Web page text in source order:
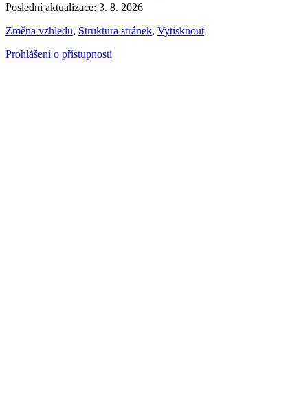
Poslední aktualizace: 3. 8. 2026
Změna vzhledu, Struktura stránek, Vytisknout
Prohlášení o přístupnosti